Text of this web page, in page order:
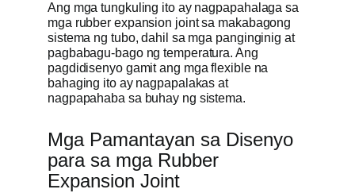
Ang mga tungkuling ito ay nagpapahalaga sa
mga rubber expansion joint sa makabagong
sistema ng tubo, dahil sa mga panginginig at
pagbabagu-bago ng temperatura. Ang
pagdidisenyo gamit ang mga flexible na
bahaging ito ay nagpapalakas at
nagpapahaba sa buhay ng sistema.
Mga Pamantayan sa Disenyo
para sa mga Rubber
Expansion Joint